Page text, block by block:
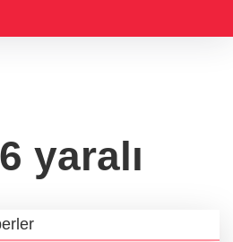
yaralı